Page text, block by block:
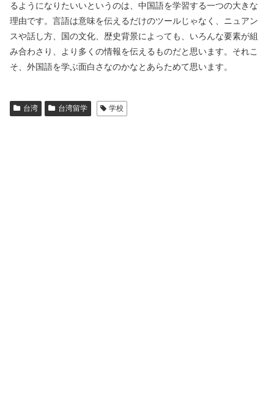
るようになりたいいというのは、中国語を学習する一つの大きな
理由です。言語は意味を伝えるだけのツールじゃなく、ニュアン
スや話し方、国の文化、歴史背景によっても、いろんな要素が組
み合わさり、より多くの情報を伝えるものだと思います。それこ
そ、外国語を学ぶ面白さなのかなとあらためて思います。
台湾 台湾留学 学校